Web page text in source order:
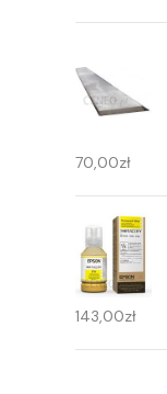
70,00zł
143,00zł